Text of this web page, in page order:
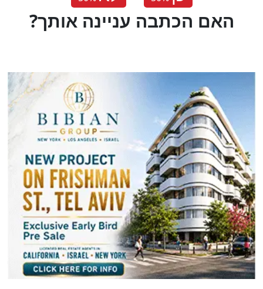
?האם הכתבה עניינה אותך